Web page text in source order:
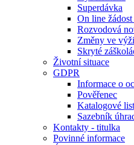
Superdávka
On line
Rozvodová
Změny ve
Skryté
Životní situace
GDPR
Informace o
Pověřenec
Katalogové
Sazebník
Kontakty - titulka
Povinné informace